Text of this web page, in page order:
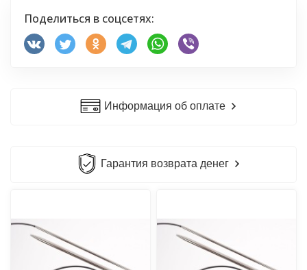
Поделиться в соцсетях:
Информация об оплате
Гарантия возврата денег